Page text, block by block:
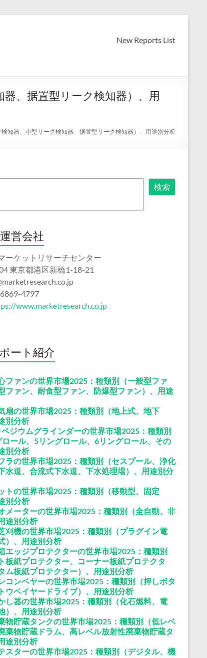
New Reports List
、据置型リーク検知器）、用
知器、小型リーク検知器、据置型リーク検知器）、用途別分析
検索
営会社
ーケットリサーチセンター
東京都港区新橋1-18-21
4797
www.marketresearch.co.jp
ート紹介
ファンの世界市場2025：種類別（一般型ファ
ファン、耐食型ファン、防爆型ファン）、用途
扇の世界市場2025：種類別（地上式、地下
別分析
ジウムグラインダーの世界市場2025：種類別
ロール、5リングロール、6リングロール、その
別分析
ラの世界市場2025：種類別（セスプール、浄化
水道、合流式下水道、下水処理場）、用途別分
トの世界市場2025：種類別（移動型、固定
別分析
メーターの世界市場2025：種類別（全自動、非
途別分析
刈機の世界市場2025：種類別（プラグイン電
）、用途別分析
エッジプロテクターの世界市場2025：種類別
板紙プロテクター、コーナー板紙プロテクタ
ム板紙プロテクター）、用途別分析
コンベヤーの世界市場2025：種類別（押しボタ
ウベイヤードライブ）、用途別分析
し器の世界市場2025：種類別（化石燃料、電
）、用途別分析
物貯蔵タンクの世界市場2025：種類別（低レベ
棄物貯蔵ドラム、高レベル放射性廃棄物貯蔵タ
途別分析
スターの世界市場2025：種類別（デジタル、機